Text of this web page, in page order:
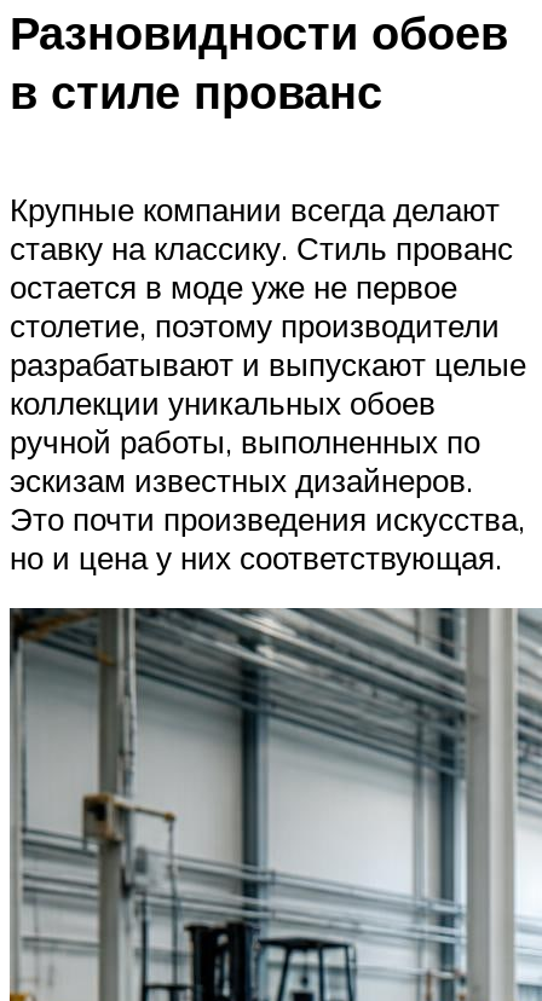
Разновидности обоев
в стиле прованс
Крупные компании всегда делают
ставку на классику. Стиль прованс
остается в моде уже не первое
столетие, поэтому производители
разрабатывают и выпускают целые
коллекции уникальных обоев
ручной работы, выполненных по
эскизам известных дизайнеров.
Это почти произведения искусства,
но и цена у них соответствующая.